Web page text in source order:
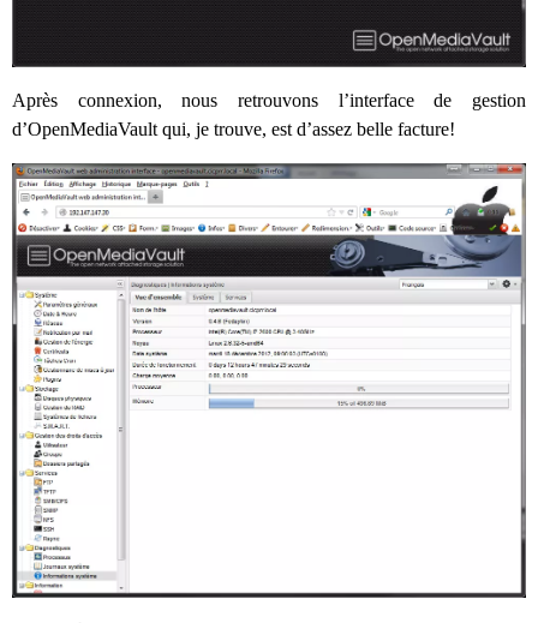
Après connexion, nous retrouvons l’interface de gestion
d’OpenMediaVault qui, je trouve, est d’assez belle facture!